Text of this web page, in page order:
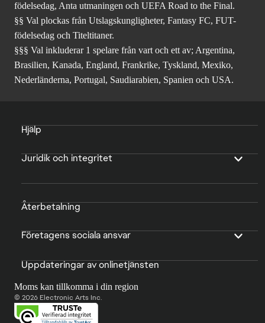
födelsedag, Anta utmaningen och UEFA Road to the Final.
§§ Val plockas från Utslagskungligheter, Fantasy FC, FUT-
födelsedag och Titeltitaner.
§§§ Val inkluderar 1 spelare från vart och ett av; Argentina,
Brasilien, Kanada, England, Frankrike, Tyskland, Mexiko,
Nederländerna, Portugal, Saudiarabien, Spanien och USA.
Hjälp
Juridik och integritet
Återbetalning
Företagens sociala ansvar
Uppdateringar av onlinetjänsten
Moms kan tillkomma i din region
© 2026 Electronic Arts Inc.